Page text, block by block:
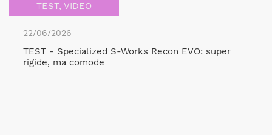
TEST, VIDEO
22/06/2026
TEST - Specialized S-Works Recon EVO: super
rigide, ma comode